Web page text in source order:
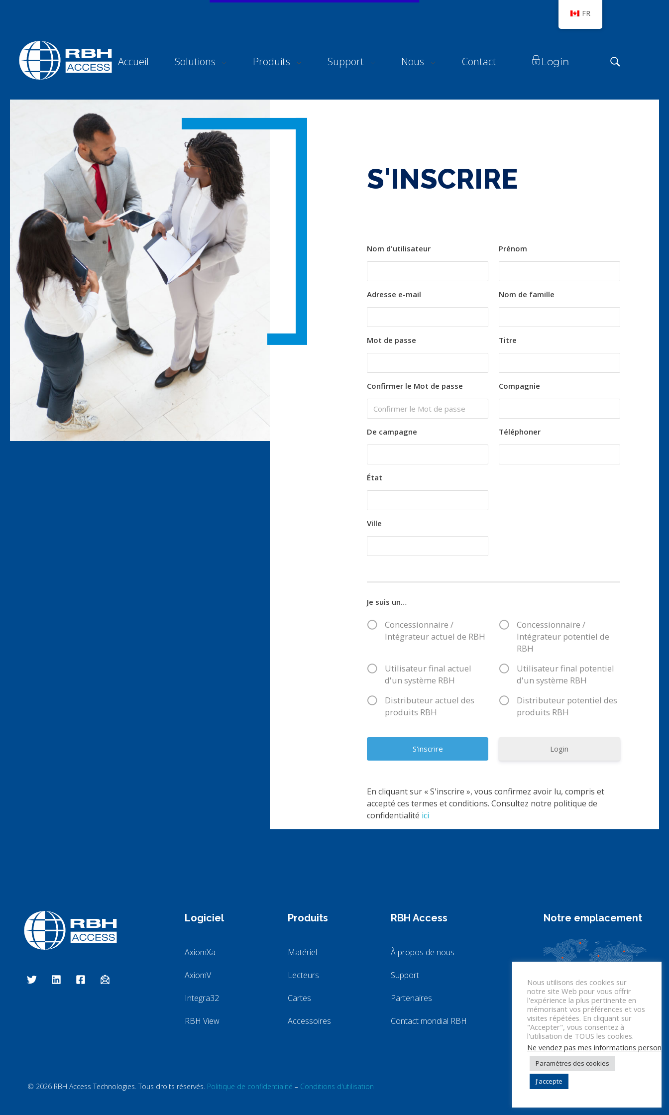
Accueil Solutions Produits Support Nous Contact Login
S'INSCRIRE
Nom d'utilisateur
Adresse e-mail
Mot de passe
Confirmer le Mot de passe
De campagne
État
Ville
Prénom
Nom de famille
Titre
Compagnie
Téléphoner
Je suis un…
Concessionnaire /
Intégrateur actuel de RBH
Concessionnaire /
Intégrateur potentiel de
RBH
Utilisateur final actuel
d'un système RBH
Utilisateur final potentiel
d'un système RBH
Distributeur actuel des
produits RBH
Distributeur potentiel des
produits RBH
Login
En cliquant sur « S'inscrire », vous confirmez avoir lu, compris et
accepté ces termes et conditions. Consultez notre politique de
confidentialité ici
Logiciel
AxiomXa
AxiomV
Integra32
RBH View
Produits
Matériel
Lecteurs
Cartes
Accessoires
RBH Access
À propos de nous
Support
Partenaires
Contact mondial RBH
Notre emplacement
© 2026 RBH Access Technologies. Tous droits réservés. Politique de confidentialité – Conditions d'utilisation
Nous utilisons des cookies sur
notre site Web pour vous offrir
l'expérience la plus pertinente en
mémorisant vos préférences et vos
visites répétées. En cliquant sur
"Accepter", vous consentez à
l'utilisation de TOUS les cookies.
Ne vendez pas mes informations
Paramètres des cookies
J'accepte
FR